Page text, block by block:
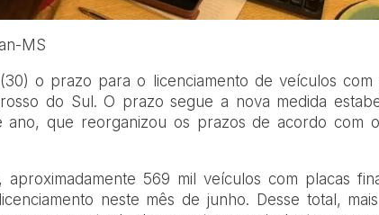
MS
o prazo para o licenciamento de veículos com
do Sul. O prazo segue a nova medida
ano, que reorganizou os prazos de acordo com
aproximadamente 569 mil veículos com placas
neste mês de junho. Desse total,